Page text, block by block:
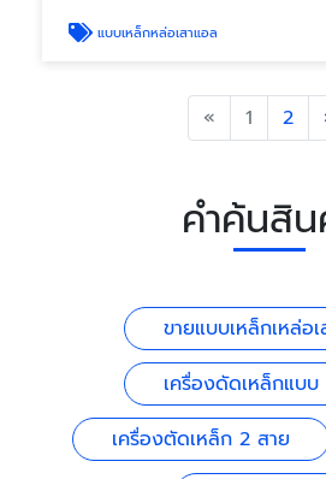
แบบเหล็กหล่อเสาแอล
« Previous
1 2
คำค้นสิน
ขายแบบเหล็กเหล่อ
เครื่องดัดเหล็กแบบ
เครื่องตัดเหล็ก 2 สาย